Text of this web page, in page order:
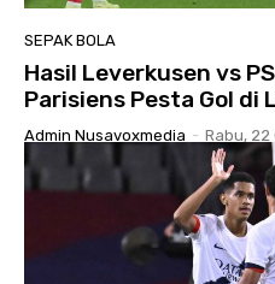
SEPAK BOLA
Hasil Leverkusen vs
Parisiens Pesta Gol di
Admin Nusavoxmedia - Rabu, 22